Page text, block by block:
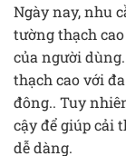
Ngày nay, nhu
tường thạch
của người
thạch cao với
đông.. Tuy
cậy để giúp cải
dễ dàng.